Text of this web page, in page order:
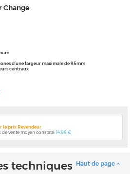
Change
d’une largeur maximale de 95mm
centraux
le prix Revendeur
de vente moyen constaté:14,99 €
Haut de page
techniques